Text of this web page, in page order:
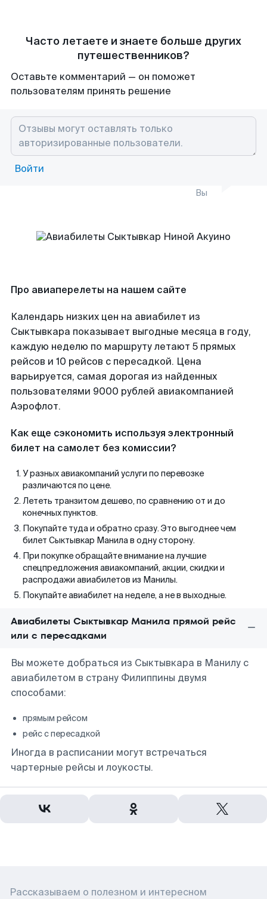
Часто летаете и знаете больше других
путешественников?
Оставьте комментарий — он поможет
пользователям принять решение
Войти
Вы
Про авиаперелеты на нашем сайте
Календарь низких цен на авиабилет из
Сыктывкара показывает выгодные месяца в году,
каждую неделю по маршруту летают 5 прямых
рейсов и 10 рейсов с пересадкой. Цена
варьируется, самая дорогая из найденных
пользователями 9000 рублей авиакомпанией
Аэрофлот.
Как еще сэкономить используя электронный
билет на самолет без комиссии?
У разных авиакомпаний услуги по перевозке
различаются по цене.
Лететь транзитом дешево, по сравнению от и до
конечных пунктов.
Покупайте туда и обратно сразу. Это выгоднее чем
билет Сыктывкар Манила в одну сторону.
При покупке обращайте внимание на лучшие
спецпредложения авиакомпаний, акции, скидки и
распродажи авиабилетов из Манилы.
Покупайте авиабилет на неделе, а не в выходные.
Авиабилеты Сыктывкар Манила прямой рейс
или с пересадками
Вы можете добраться из Сыктывкара в Манилу с
авиабилетом в страну Филиппины двумя
способами:
прямым рейсом
рейс с пересадкой
Иногда в расписании могут встречаться
чартерные рейсы и лоукосты.
Рассказываем о полезном и интересном